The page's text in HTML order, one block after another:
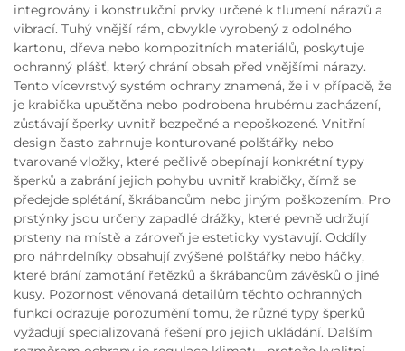
integrovány i konstrukční prvky určené k tlumení nárazů a
vibrací. Tuhý vnější rám, obvykle vyrobený z odolného
kartonu, dřeva nebo kompozitních materiálů, poskytuje
ochranný plášť, který chrání obsah před vnějšími nárazy.
Tento vícevrstvý systém ochrany znamená, že i v případě, že
je krabička upuštěna nebo podrobena hrubému zacházení,
zůstávají šperky uvnitř bezpečné a nepoškozené. Vnitřní
design často zahrnuje konturované polštářky nebo
tvarované vložky, které pečlivě obepínají konkrétní typy
šperků a zabrání jejich pohybu uvnitř krabičky, čímž se
předejde splétání, škrábancům nebo jiným poškozením. Pro
prstýnky jsou určeny zapadlé drážky, které pevně udržují
prsteny na místě a zároveň je esteticky vystavují. Oddíly
pro náhrdelníky obsahují zvýšené polštářky nebo háčky,
které brání zamotání řetězků a škrábancům závěsků o jiné
kusy. Pozornost věnovaná detailům těchto ochranných
funkcí odrazuje porozumění tomu, že různé typy šperků
vyžadují specializovaná řešení pro jejich ukládání. Dalším